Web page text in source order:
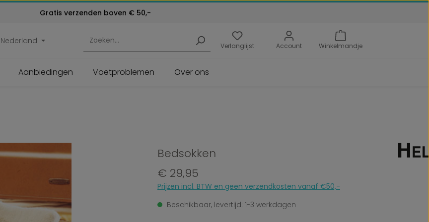
Nederland
Verlanglijst Account Winkelmandje
Aanbiedingen Voetproblemen Over ons
Bedsokken
Normale prijs:
€ 29,95
Prijzen incl. BTW en geen verzendkosten vanaf €50,-
Beschikbaar, levertijd: 1-3 werkdagen